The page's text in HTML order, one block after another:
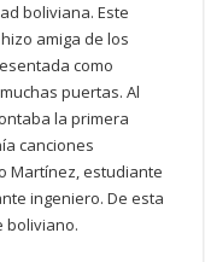
boliviana. Este
amiga de los
como
puertas. Al
la primera
canciones
Martínez, estudiante
ingeniero. De esta
boliviano.